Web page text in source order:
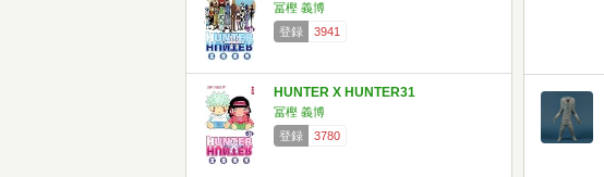
冨樫 義博
登録
3941
HUNTER X HUNTER31
冨樫 義博
登録
3780